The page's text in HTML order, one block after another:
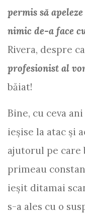
permis să
nimic de-a face
Rivera, despre
profesionist al
băiat!
Bine, cu ceva
ieșise la atac și
ajutorul pe
primeau
ieșit ditamai
s-a ales cu o